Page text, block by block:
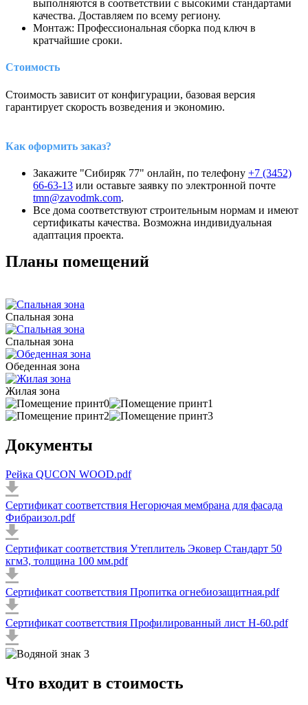
выполняются в соответствии с высокими стандартами
качества. Доставляем по всему региону.
Монтаж: Профессиональная сборка под ключ в
кратчайшие сроки.
Стоимость
Стоимость зависит от конфигурации, базовая версия
гарантирует скорость возведения и экономию.
Как оформить заказ?
Закажите "Сибиряк 77" онлайн, по телефону +7 (3452)
66-63-13 или оставьте заявку по электронной почте
tmn@zavodmk.com.
Все дома соответствуют строительным нормам и имеют
сертификаты качества. Возможна индивидуальная
адаптация проекта.
Планы помещений
Спальная зона
Спальная зона
Обеденная зона
Жилая зона
Документы
Рейка QUCON WOOD.pdf
Сертификат соответствия Негорючая мембрана для фасада
Фибраизол.pdf
Сертификат соответствия Утеплитель Эковер Стандарт 50
кгм3, толщина 100 мм.pdf
Сертификат соответствия Пропитка огнебиозащитная.pdf
Сертификат соответствия Профилированный лист Н-60.pdf
Что входит в стоимость